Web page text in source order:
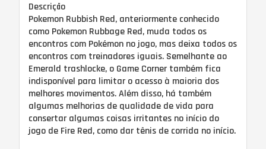
Descrição
Pokemon Rubbish Red, anteriormente conhecido
como Pokemon Rubbage Red, muda todos os
encontros com Pokémon no jogo, mas deixa todos os
encontros com treinadores iguais. Semelhante ao
Emerald trashlocke, o Game Corner também fica
indisponível para limitar o acesso à maioria dos
melhores movimentos. Além disso, há também
algumas melhorias de qualidade de vida para
consertar algumas coisas irritantes no início do
jogo de Fire Red, como dar tênis de corrida no início.